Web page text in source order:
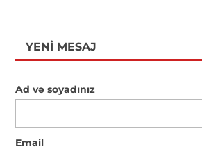
YENI MESAJ
Ad və soyadınız
Email